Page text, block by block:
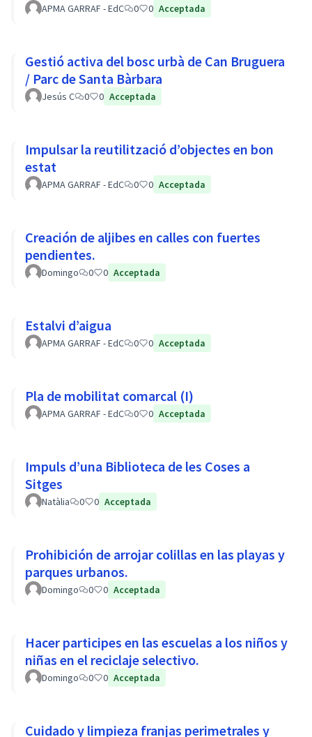
APMA GARRAF - EdC 0 0 Acceptada
Gestió activa del bosc urbà de Can Bruguera
/ Parc de Santa Bàrbara
Jesús C 0 0 Acceptada
Impulsar la reutilització d’objectes en bon
estat
APMA GARRAF - EdC 0 0 Acceptada
Creación de aljibes en calles con fuertes
pendientes.
Domingo 0 0 Acceptada
Estalvi d’aigua
APMA GARRAF - EdC 0 0 Acceptada
Pla de mobilitat comarcal (I)
APMA GARRAF - EdC 0 0 Acceptada
Impuls d’una Biblioteca de les Coses a
Sitges
Natàlia 0 0 Acceptada
Prohibición de arrojar colillas en las playas y
parques urbanos.
Domingo 0 0 Acceptada
Hacer participes en las escuelas a los niños y
niñas en el reciclaje selectivo.
Domingo 0 0 Acceptada
Cuidado y limpieza franjas perimetrales y